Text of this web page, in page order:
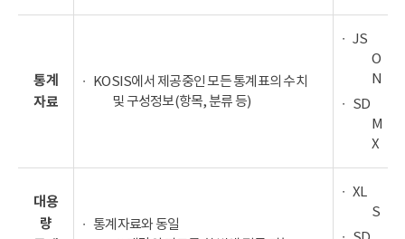
통계
자료
KOSIS에서 제공중인 모든 통계표의 수치
및 구성정보(항목, 분류 등)
JS
O
N
SD
M
X
대용
량
통계자료와 동일
XL
S